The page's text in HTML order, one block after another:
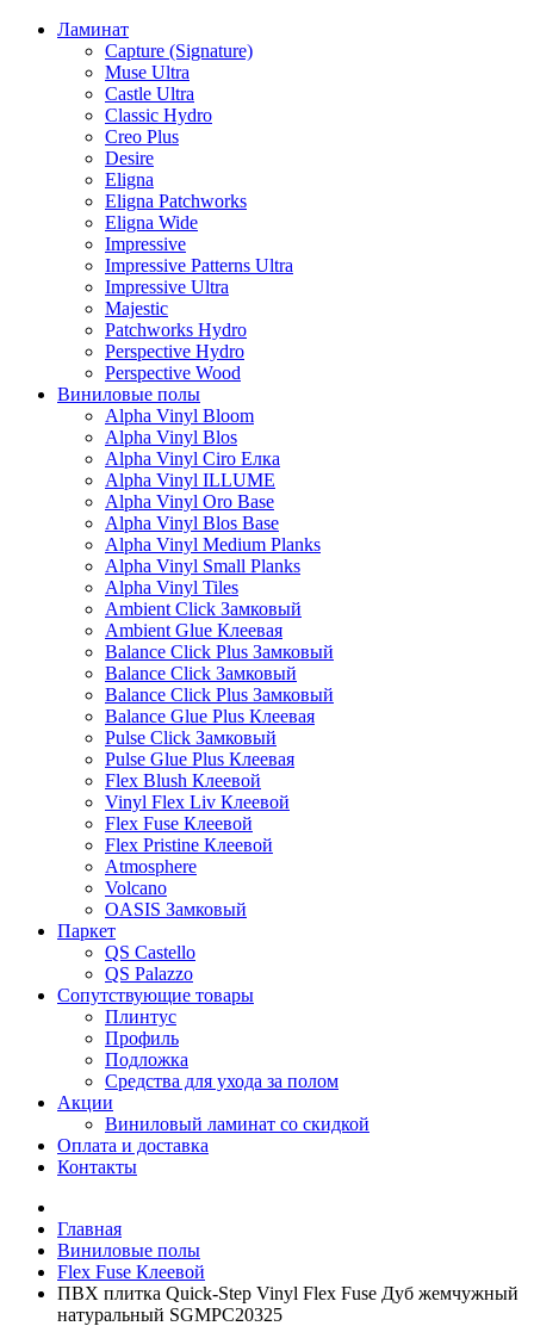
Ламинат
Capture (Signature)
Muse Ultra
Castle Ultra
Classic Hydro
Creo Plus
Desire
Eligna
Eligna Patchworks
Eligna Wide
Impressive
Impressive Patterns Ultra
Impressive Ultra
Majestic
Patchworks Hydro
Perspective Hydro
Perspective Wood
Виниловые полы
Alpha Vinyl Bloom
Alpha Vinyl Blos
Alpha Vinyl Ciro Елка
Alpha Vinyl ILLUME
Alpha Vinyl Oro Base
Alpha Vinyl Blos Base
Alpha Vinyl Medium Planks
Alpha Vinyl Small Planks
Alpha Vinyl Tiles
Ambient Click Замковый
Ambient Glue Клеевая
Balance Click Plus Замковый
Balance Click Замковый
Balance Click Plus Замковый
Balance Glue Plus Клеевая
Pulse Click Замковый
Pulse Glue Plus Клеевая
Flex Blush Клеевой
Vinyl Flex Liv Клеевой
Flex Fuse Клеевой
Flex Pristine Клеевой
Atmosphere
Volcano
OASIS Замковый
Паркет
QS Castello
QS Palazzo
Сопутствующие товары
Плинтус
Профиль
Подложка
Средства для ухода за полом
Акции
Виниловый ламинат со скидкой
Оплата и доставка
Контакты
Главная
Виниловые полы
Flex Fuse Клеевой
ПВХ плитка Quick-Step Vinyl Flex Fuse Дуб жемчужный
натуральный SGMPC20325